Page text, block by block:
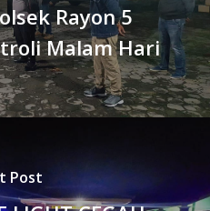
Rayon 5
Malam Hari
Post